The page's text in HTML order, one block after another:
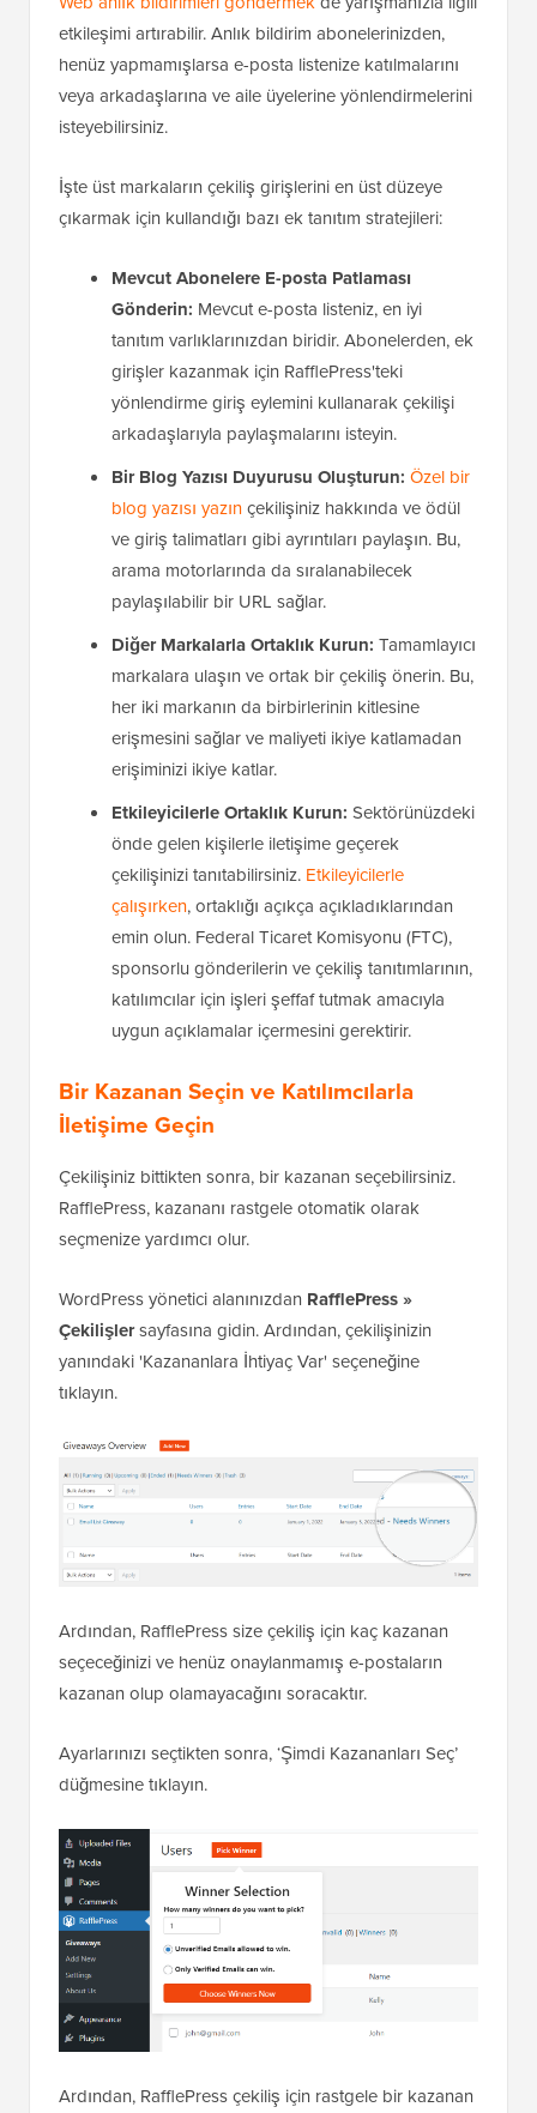
etkileşimi artırabilir. Anlık bildirim abonelerinizden,
henüz yapmamışlarsa e-posta listenize katılmalarını
veya arkadaşlarına ve aile üyelerine yönlendirmelerini
isteyebilirsiniz.
İşte üst markaların çekiliş girişlerini en üst düzeye
çıkarmak için kullandığı bazı ek tanıtım stratejileri:
Mevcut Abonelere E-posta Patlaması
Gönderin: Mevcut e-posta listeniz, en iyi
tanıtım varlıklarınızdan biridir. Abonelerden, ek
girişler kazanmak için RafflePress'teki
yönlendirme giriş eylemini kullanarak çekilişi
arkadaşlarıyla paylaşmalarını isteyin.
Bir Blog Yazısı Duyurusu Oluşturun: Özel bir
blog yazısı yazınçekilişiniz hakkında ve ödül
ve giriş talimatları gibi ayrıntıları paylaşın. Bu,
arama motorlarında da sıralanabilecek
paylaşılabilir bir URL sağlar.
Diğer Markalarla Ortaklık Kurun: Tamamlayıcı
markalara ulaşın ve ortak bir çekiliş önerin. Bu,
her iki markanın da birbirlerinin kitlesine
erişmesini sağlar ve maliyeti ikiye katlamadan
erişiminizi ikiye katlar.
Etkileyicilerle Ortaklık Kurun: Sektörünüzdeki
önde gelen kişilerle iletişime geçerek
çekilişinizi tanıtabilirsiniz. Etkileyicilerle
çalışırken, ortaklığı açıkça açıkladıklarından
emin olun. Federal Ticaret Komisyonu (FTC),
sponsorlu gönderilerin ve çekiliş tanıtımlarının,
katılımcılar için işleri şeffaf tutmak amacıyla
uygun açıklamalar içermesini gerektirir.
Bir Kazanan Seçin ve Katılımcılarla
İletişime Geçin
Çekilişiniz bittikten sonra, bir kazanan seçebilirsiniz.
RafflePress, kazananı rastgele otomatik olarak
seçmenize yardımcı olur.
WordPress yönetici alanınızdan RafflePress»
Çekilişlersayfasına gidin. Ardından, çekilişinizin
yanındaki 'Kazananlara İhtiyaç Var' seçeneğine
tıklayın.
Ardından, RafflePress size çekiliş için kaç kazanan
seçeceğinizi ve henüz onaylanmamış e-postaların
kazanan olup olamayacağını soracaktır.
Ayarlarınızı seçtikten sonra, ‘Şimdi Kazananları Seç’
düğmesine tıklayın.
Ardından, RafflePress çekiliş için rastgele bir kazanan